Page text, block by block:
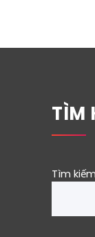
TÌM
Tìm kiếm